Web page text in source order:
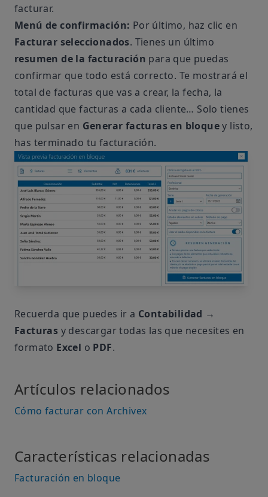
facturar.
Menú de confirmación: Por último, haz clic en
Facturar seleccionados. Tienes un último
resumen de la facturación para que puedas
confirmar que todo está correcto. Te mostrará el
total de facturas que vas a crear, la fecha, la
cantidad que facturas a cada cliente… Solo tienes
que pulsar en Generar facturas en bloquey listo,
has terminado tu facturación.
Recuerda que puedes ir a Contabilidad →
Facturas y descargar todas las que necesites en
formato Excel o PDF.
Artículos relacionados
Cómo facturar con Archivex
Características relacionadas
Facturación en bloque